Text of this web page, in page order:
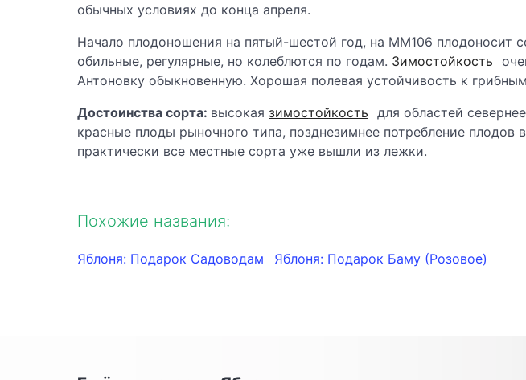
обычных условиях до конца апреля.
Начало плодоношения на пятый-шестой год, на ММ106 плодоносит
обильные, регулярные, но колеблются по годам. Зимостойкость
Антоновку обыкновенную. Хорошая полевая устойчивость к
Достоинства сорта: высокая зимостойкость для областей
красные плоды рыночного типа, позднезимнее потребление плодов
практически все местные сорта уже вышли из лежки.
Похожие названия:
Яблоня: Подарок Садоводам Яблоня: Подарок Баму (Розовое)